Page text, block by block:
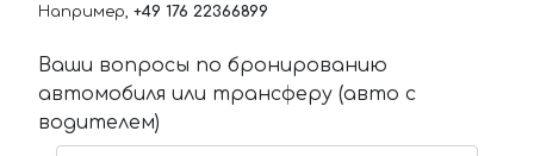
Например, +49 176 22366899
Ваши вопросы по бронированию
автомобиля или трансферу (авто с
водителем)